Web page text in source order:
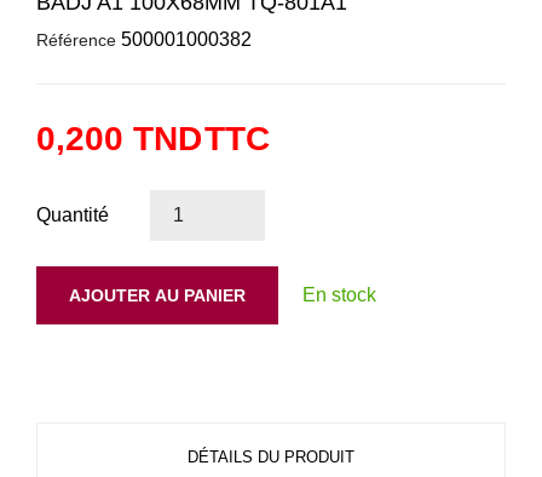
Référence 500001000382
0,200 TNDTTC
Quantité
AJOUTER AU PANIER En stock
DÉTAILS DU PRODUIT